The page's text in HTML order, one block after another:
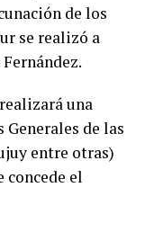
de los
se realizó a
una
de las
entre otras)
el